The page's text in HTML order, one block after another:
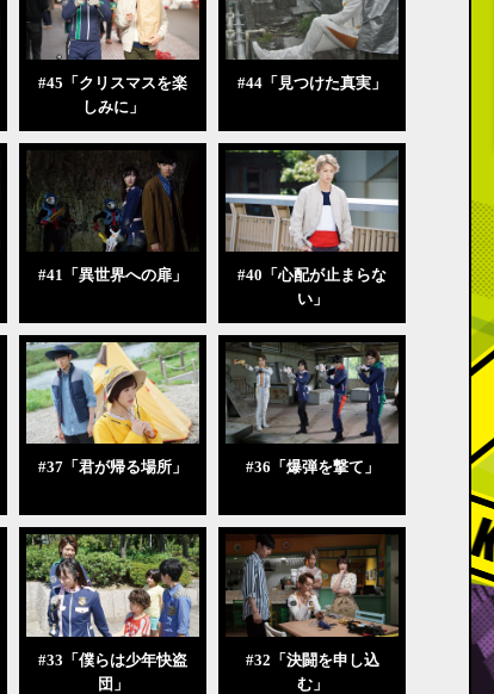
#45「クリスマスを楽
しみに」
#44「見つけた真実」
#41「異世界への扉」
#40「心配が止まらな
い」
#37「君が帰る場所」 #36「爆弾を撃て」
#33「僕らは少年快盗
団」
#32「決闘を申し込
む」